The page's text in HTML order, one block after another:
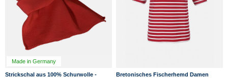
Made in Germany
Strickschal aus 100% Schurwolle -
Bretonisches Fischerhemd Damen